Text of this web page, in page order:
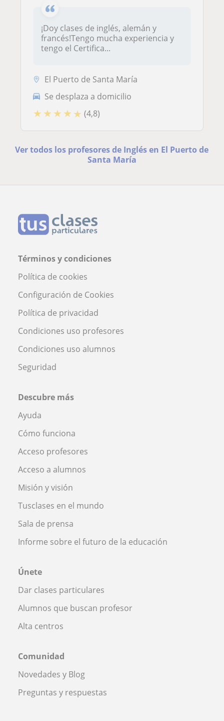
¡Doy clases de inglés, alemán y
francés!Tengo mucha experiencia y
tengo el Certifica...
El Puerto de Santa María
Se desplaza a domicilio
★ ★ ★ ★ ★ (4,8)
Ver todos los profesores de Inglés en El Puerto de
Santa María
Términos y condiciones
Política de cookies
Configuración de Cookies
Política de privacidad
Condiciones uso profesores
Condiciones uso alumnos
Seguridad
Descubre más
Ayuda
Cómo funciona
Acceso profesores
Acceso a alumnos
Misión y visión
Tusclases en el mundo
Sala de prensa
Informe sobre el futuro de la educación
Únete
Dar clases particulares
Alumnos que buscan profesor
Alta centros
Comunidad
Novedades y Blog
Preguntas y respuestas